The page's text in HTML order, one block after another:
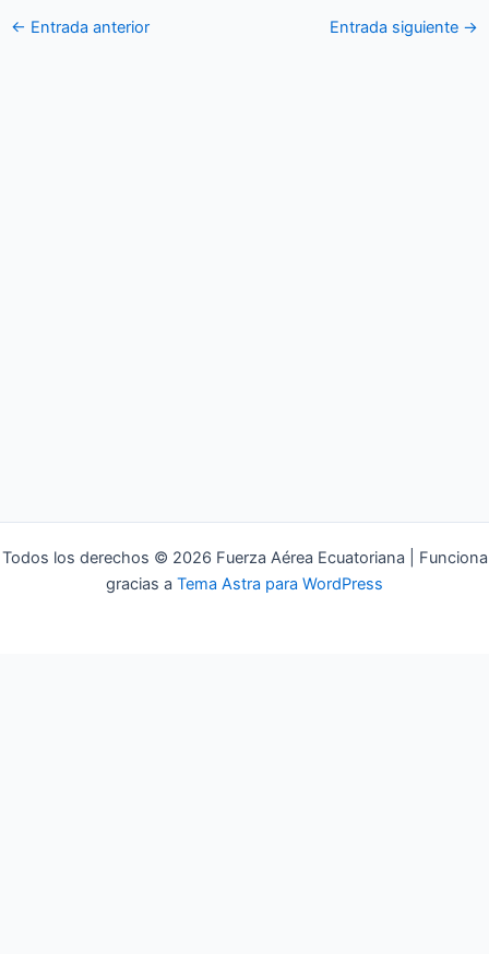
← Entrada anterior Entrada siguiente →
Todos los derechos © 2026 Fuerza Aérea Ecuatoriana | Funciona
gracias a Tema Astra para WordPress